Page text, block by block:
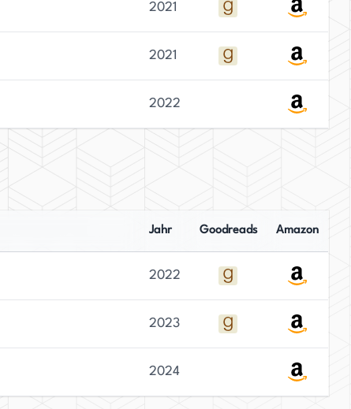
2021
2021
2022
Jahr Goodreads Amazon
2022
2023
2024